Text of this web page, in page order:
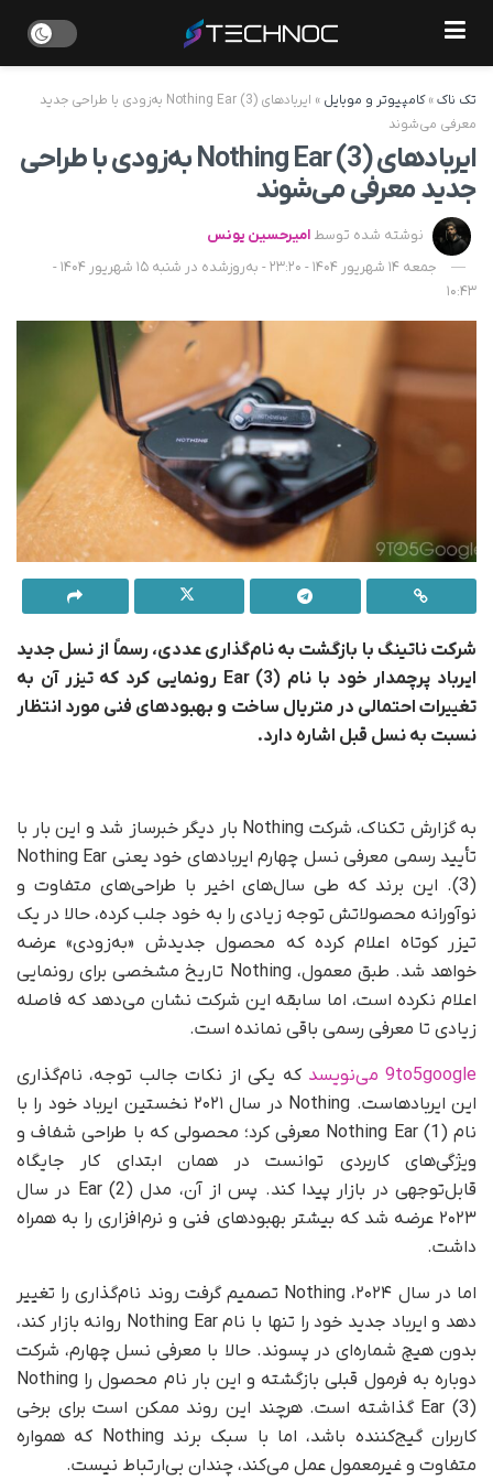
تک ناک»کامپیوتر و موبایل »
ایربادهای Nothing Ear (3) به‌زودی با طراحی جدید
معرفی می‌شوند
ایربادهای Nothing Ear (3) به‌زودی با طراحی
جدید معرفی می‌شوند
نوشته شده توسط امیرحسین یونس
جمعه 14 شهریور 1404 - 23:20 - به‌روزشده در شنبه 15 شهریور 1404 -
10:43
شرکت ناتینگ با بازگشت به نام‌گذاری عددی، رسماً از نسل جدید
ایرباد پرچمدار خود با نام
رونمایی کرد که تیزر آن به
تغییرات احتمالی در متریال ساخت و بهبودهای فنی مورد انتظار
نسبت به نسل قبل اشاره دارد.
به گزارش تکناک، شرکت Nothing بار دیگر خبرساز شد و این بار با
تأیید رسمی معرفی نسل چهارم ایربادهای خود یعنی Nothing Ear
(3). این برند که طی سال‌های اخیر با طراحی‌های متفاوت و
نوآورانه محصولاتش توجه زیادی را به خود جلب کرده، حالا در یک
تیزر کوتاه اعلام کرده که محصول جدیدش «به‌زودی» عرضه
خواهد شد. طبق معمول، Nothing تاریخ مشخصی برای رونمایی
اعلام نکرده است، اما سابقه این شرکت نشان می‌دهد که فاصله
زیادی تا معرفی رسمی باقی نمانده است.
9to5google می‌نویسد
که یکی از نکات جالب توجه، نام‌گذاری
این ایربادهاست. Nothing در سال ۲۰۲۱ نخستین ایرباد خود را با
نام Nothing Ear (1) معرفی کرد؛ محصولی که با طراحی شفاف و
ویژگی‌های کاربردی توانست در همان ابتدای کار جایگاه
قابل‌توجهی در بازار پیدا کند. پس از آن، مدل Ear (2) در سال
۲۰۲۳ عرضه شد که بیشتر بهبودهای فنی و نرم‌افزاری را به همراه
داشت.
اما در سال ۲۰۲۴، Nothing تصمیم گرفت روند نام‌گذاری را تغییر
دهد و ایرباد جدید خود را تنها با نام Nothing Ear روانه بازار کند،
بدون هیچ شماره‌ای در پسوند. حالا با معرفی نسل چهارم، شرکت
دوباره به فرمول قبلی بازگشته و این بار نام محصول را Nothing
Ear (3) گذاشته است. هرچند این روند ممکن است برای برخی
کاربران گیج‌کننده باشد، اما با سبک برند Nothing که همواره
متفاوت و غیرمعمول عمل می‌کند، چندان بی‌ارتباط نیست.